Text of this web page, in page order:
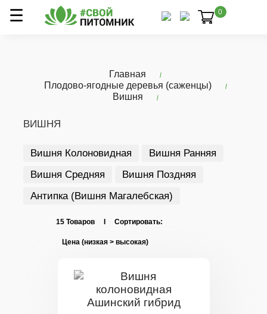
0
Главная
Плодово-ягодные деревья (саженцы)
Вишня
ВИШНЯ
Вишня Колоновидная
Вишня Ранняя
Вишня Средняя
Вишня Поздняя
Антипка (Вишня Магалебская)
15 Товаров I Сортировать: